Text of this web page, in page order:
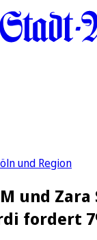
und Region
und
fordert